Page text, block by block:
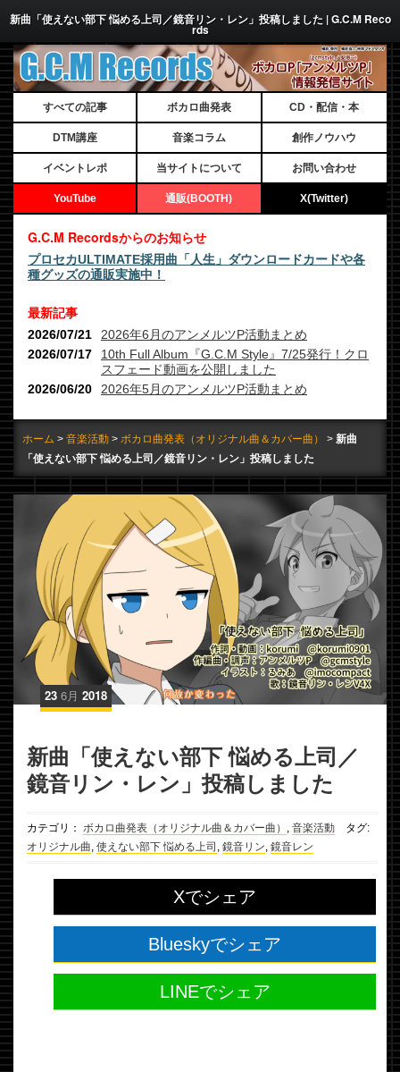
新曲「使えない部下 悩める上司／鏡音リン・レン」投稿しました | G.C.M Reco
rds
すべての記事 ボカロ曲発表 CD・配信・本
DTM講座 音楽コラム 創作ノウハウ
イベントレポ 当サイトについて お問い合わせ
YouTube 通販(BOOTH) X(Twitter)
G.C.M Recordsからのお知らせ
プロセカULTIMATE採用曲「人生」ダウンロードカードや各
種グッズの通販実施中！
最新記事
2026年6月のアンメルツP活動まとめ
2026/07/21
10th Full Album『G.C.M Style』7/25発行！クロ
スフェード動画を公開しました
2026/07/17
2026年5月のアンメルツP活動まとめ
2026/06/20
ホーム 音楽活動 ボカロ曲発表（オリジナル曲＆カバー曲）
新曲
「使えない部下 悩める上司／鏡音リン・レン」投稿しました
23 6月 2018
新曲「使えない部下 悩める上司／
鏡音リン・レン」投稿しました
カテゴリ： ボカロ曲発表（オリジナル曲＆カバー曲） 音楽活動 タグ:
オリジナル曲 使えない部下 悩める上司 鏡音リン 鏡音レン
Xでシェア
Blueskyでシェア
LINEでシェア